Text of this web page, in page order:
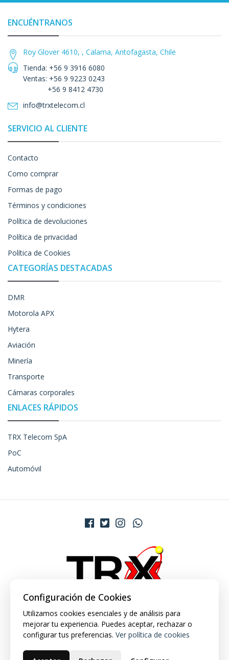
ENCUÉNTRANOS
Roy Glover 4610, , Calama, Antofagasta, Chile
Tienda: +56 9 3916 6080
Ventas: +56 9 9223 0243
+56 9 8412 4730
info@trxtelecom.cl
SERVICIO AL CLIENTE
Contacto
Como comprar
Formas de pago
Términos y condiciones
Política de devoluciones
Política de privacidad
Política de Cookies
CATEGORÍAS DESTACADAS
DMR
Motorola APX
Hytera
Aviación
Minería
Transporte
Cámaras corporales
ENLACES RÁPIDOS
TRX Telecom SpA
PoC
Automóvil
Configuración de Cookies
Utilizamos cookies esenciales y de análisis para
mejorar tu experiencia. Puedes aceptar, rechazar o
configurar tus preferencias. Ver política de cookies